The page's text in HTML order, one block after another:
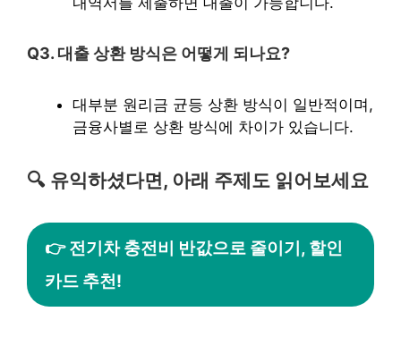
Q3. 대출 상환 방식은 어떻게 되나요?
대부분 원리금 균등 상환 방식이 일반적이며,
금융사별로 상환 방식에 차이가 있습니다.
🔍 유익하셨다면, 아래 주제도 읽어보세요
👉 전기차 충전비 반값으로 줄이기, 할인
카드 추천!